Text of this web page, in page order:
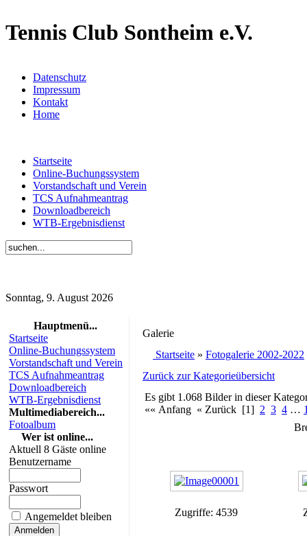
Tennis Club Sontheim e.V.
Datenschutz
Impressum
Kontakt
Home
Startseite
Online-Buchungssystem
Vorstandschaft und Verein
TCS Aufnahmeantrag
Downloadbereich
WTB-Ergebnisdienst
Sonntag, 9. August 2026
Hauptmenü...
Startseite
Online-Buchungssystem
Vorstandschaft und Verein
TCS Aufnahmeantrag
Downloadbereich
WTB-Ergebnisdienst
Multimediabereich...
Fotoalbum
Wer ist online...
Aktuell 8 Gäste online
Benutzername
Passwort
Angemeldet bleiben
Galerie
Startseite » Fotogalerie 2002-2022
Zurück zur Kategorieübersicht
Es gibt 1.068 Bilder in dieser
«« Anfang « Zurück [1] 2 3 4 …
Zugriffe: 4539